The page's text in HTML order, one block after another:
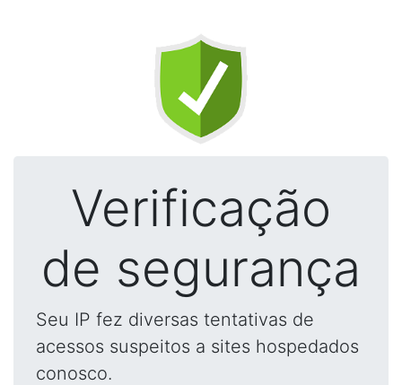
Verificação
de segurança
Seu IP fez diversas tentativas de
acessos suspeitos a sites hospedados
conosco.